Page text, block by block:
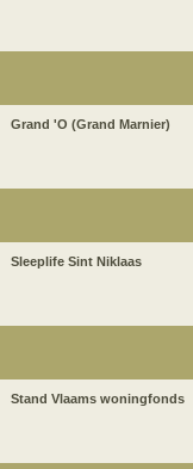
Grand 'O (Grand Marnier)
Sleeplife Sint Niklaas
Stand Vlaams woningfonds